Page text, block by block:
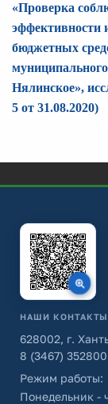
«Проверка
эффективности
бюджетных
Нялинское»,
5 от 31.08.2020)
НАШИ КОНТАКТЫ
628002, г.
8 (3467) 352800
Режим работы:
Понедельник -